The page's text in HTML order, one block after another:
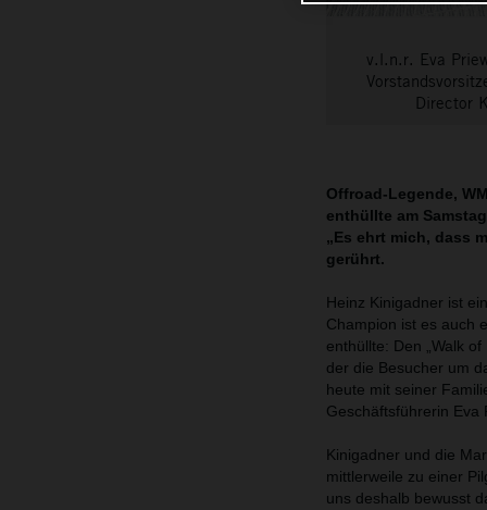
v.l.n.r. Eva
Director
Offroad-Legende,
enthüllte am
„Es ehrt mich, dass
gerührt.
Heinz Kinigadner ist
Champion ist es auch
enthüllte: Den „Walk
der die Besucher um
heute mit seiner
Geschäftsführerin Eva
Kinigadner und die
mittlerweile zu einer
uns deshalb bewusst